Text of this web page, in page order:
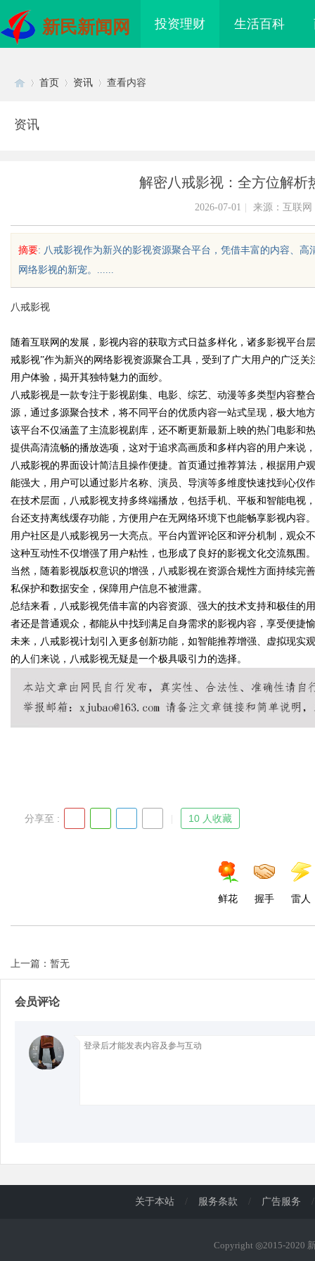
新民新闻网 投资理财 生活百科
uz
!
Bo
首页 资讯 查看内容
资讯
解密八戒影视：全方位解析
2026-07-01 来源：互联网
摘要: 八戒影视作为新兴的影视资源聚合平台，凭借丰富的内容、
网络影视的新宠。......
八戒影视
随着互联网的发展，影视内容的获取方式日益多样化，诸多影视平台
戒影视”作为新兴的网络影视资源聚合工具，受到了广大用户的广泛
用户体验，揭开其独特魅力的面纱。
八戒影视是一款专注于影视剧集、电影、综艺、动漫等多类型内容整
源，通过多源聚合技术，将不同平台的优质内容一站式呈现，极大地
该平台不仅涵盖了主流影视剧库，还不断更新最新上映的热门电影和
提供高清流畅的播放选项，这对于追求高画质和多样内容的用户来说
八戒影视的界面设计简洁且操作便捷。首页通过推荐算法，根据用户
能强大，用户可以通过影片名称、演员、导演等多维度快速找到心仪
在技术层面，八戒影视支持多终端播放，包括手机、平板和智能电视
台还支持离线缓存功能，方便用户在无网络环境下也能畅享影视内容。
用户社区是八戒影视另一大亮点。平台内置评论区和评分机制，观众
这种互动性不仅增强了用户粘性，也形成了良好的影视文化交流氛围。
当然，随着影视版权意识的增强，八戒影视在资源合规性方面持续完
私保护和数据安全，保障用户信息不被泄露。
总结来看，八戒影视凭借丰富的内容资源、强大的技术支持和极佳的
者还是普通观众，都能从中找到满足自身需求的影视内容，享受便捷
未来，八戒影视计划引入更多创新功能，如智能推荐增强、虚拟现实
的人们来说，八戒影视无疑是一个极具吸引力的选择。
分享至 : 10 人收藏
鲜花 握手 雷人
上一篇：暂无
会员评论
上海配眼镜
护航
关于本站 / 服务条款 / 广告服务 /
Copyright ◎2015-2020